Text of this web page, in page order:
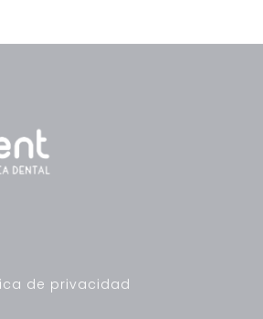
de privacidad